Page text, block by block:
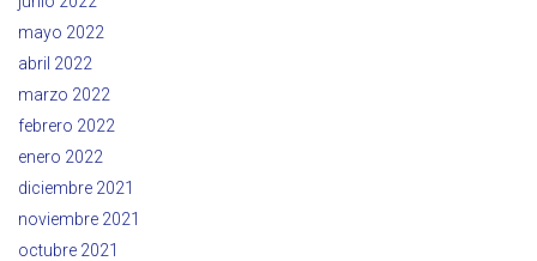
mayo 2022
abril 2022
marzo 2022
febrero 2022
enero 2022
diciembre 2021
noviembre 2021
octubre 2021